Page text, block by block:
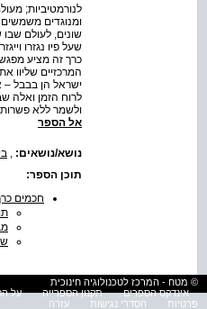
לנורמטיביות;
ומנוגדים
שונים, לעולם שבו
שעל פיו נגזרו
כרך זה מציע
המרכזיים שליוו
ישראל הן בבבל
לרוח הזמן ואלה
ולשמר ללא
אל הספר
נושא/נושאים:
תוכן הספר:
חכמים
© מטח - המרכז לטכנולוגיה חינוכית
אינדקס הספרים
תקנון הספרייה על
פרטיות
הסדרי נגישות עזרה